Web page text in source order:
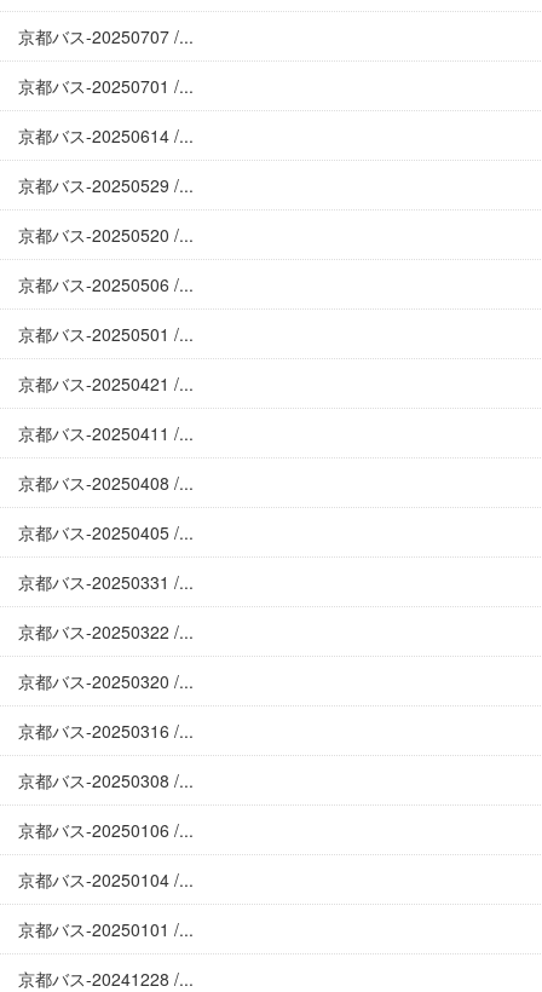
京都バス-20250707 /...
京都バス-20250701 /...
京都バス-20250614 /...
京都バス-20250529 /...
京都バス-20250520 /...
京都バス-20250506 /...
京都バス-20250501 /...
京都バス-20250421 /...
京都バス-20250411 /...
京都バス-20250408 /...
京都バス-20250405 /...
京都バス-20250331 /...
京都バス-20250322 /...
京都バス-20250320 /...
京都バス-20250316 /...
京都バス-20250308 /...
京都バス-20250106 /...
京都バス-20250104 /...
京都バス-20250101 /...
京都バス-20241228 /...